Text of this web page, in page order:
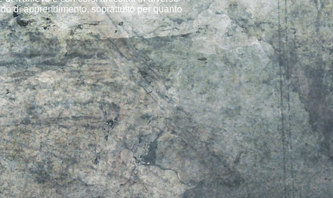
di apprendimento, soprattutto per quanto